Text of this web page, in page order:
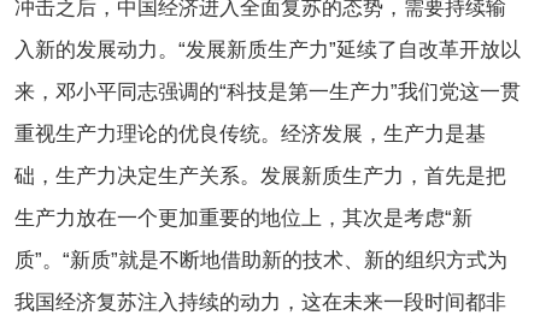
冲击之后，中国经济进入全面复苏的态势，需要持续输
入新的发展动力。“发展新质生产力”延续了自改革开放以
来，邓小平同志强调的“科技是第一生产力”我们党这一贯
重视生产力理论的优良传统。经济发展，生产力是基
础，生产力决定生产关系。发展新质生产力，首先是把
生产力放在一个更加重要的地位上，其次是考虑“新
质”。“新质”就是不断地借助新的技术、新的组织方式为
我国经济复苏注入持续的动力，这在未来一段时间都非